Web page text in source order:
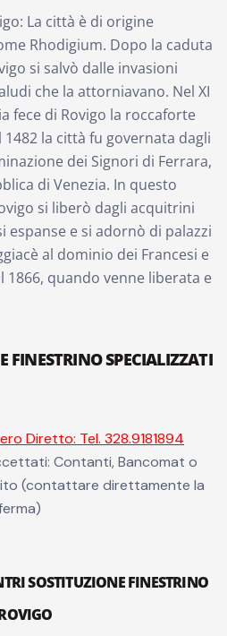
La città è di origine
Rhodigium. Dopo la caduta
si salvò dalle invasioni
che la attorniavano. Nel XI
fece di Rovigo la roccaforte
1482 la città fu governata dagli
dei Signori di Ferrara,
di Venezia. In questo
si liberò dagli acquitrini
espanse e si adornò di palazzi
al dominio dei Francesi e
1866, quando venne liberata e
FINESTRINO SPECIALIZZATI
Diretto: Tel. 328.9181894
Contanti, Bancomat o
(contattare direttamente la
SOSTITUZIONE FINESTRINO